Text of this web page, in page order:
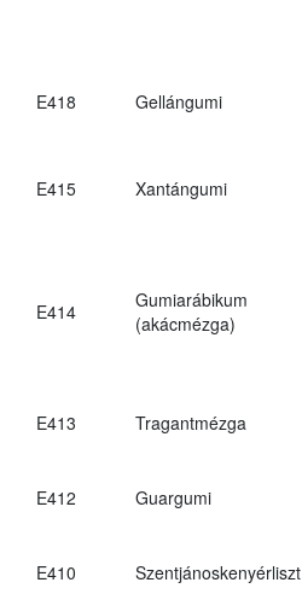
E418 Gellángumi
E415 Xantángumi
E414
Gumiarábikum
(akácmézga)
E413 Tragantmézga
E412 Guargumi
E410 Szentjánoskenyérliszt